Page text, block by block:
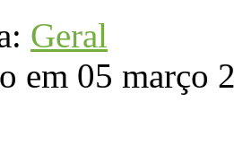
Geral
em 05 março